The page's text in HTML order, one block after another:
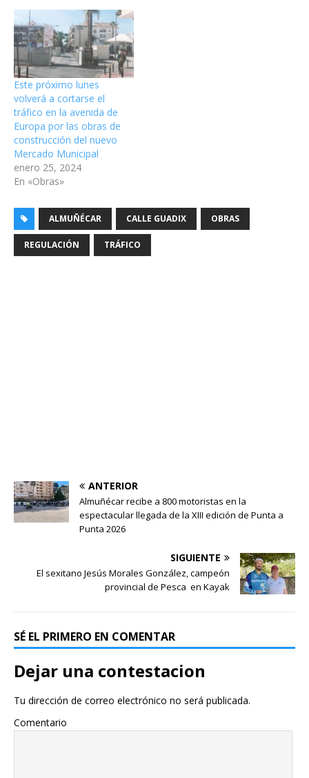
Este próximo lunes
volverá a cortarse el
tráfico en la avenida de
Europa por las obras de
construcción del nuevo
Mercado Municipal
enero 25, 2024
En «Obras»
ALMUÑÉCAR CALLE GUADIX OBRAS
REGULACIÓN TRÁFICO
ANTERIOR
Almuñécar recibe a 800 motoristas en la
espectacular llegada de la XIII edición de Punta a
Punta 2026
SIGUIENTE
El sexitano Jesús Morales González, campeón
provincial de Pesca en Kayak
SÉ EL PRIMERO EN COMENTAR
Dejar una contestacion
Tu dirección de correo electrónico no será publicada.
Comentario